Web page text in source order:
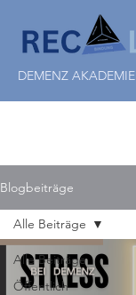
DEMENZ AKADEMIE
Blogbeiträge
Alle Beiträge
Öffentlich
Alle Beiträge